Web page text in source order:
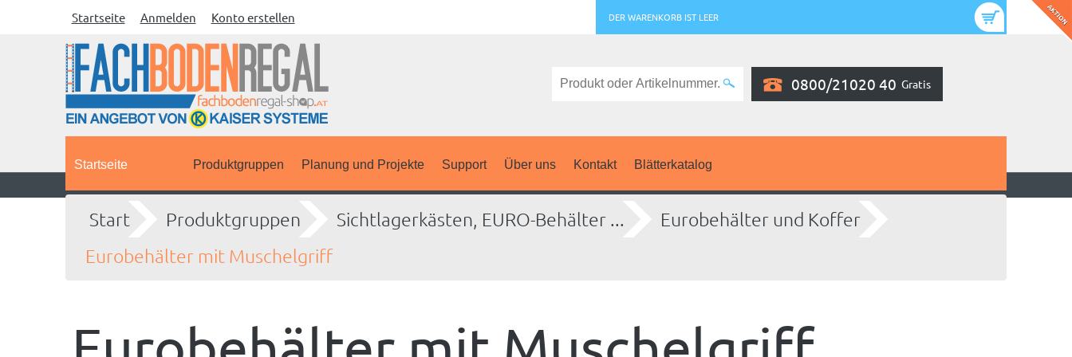
Startseite Anmelden Konto erstellen DER WARENKORB IST LEER
0800/21020 40 Gratis
Startseite Produktgruppen Planung und Projekte Support Über uns Kontakt Blätterkatalog
Start Produktgruppen Sichtlagerkästen, EURO-Behälter ...
Eurobehälter und Koffer
Eurobehälter mit Muschelgriff